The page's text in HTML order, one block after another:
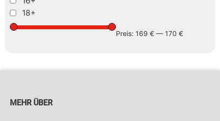
18+
Preis: 169 € — 170 €
MEHR ÜBER